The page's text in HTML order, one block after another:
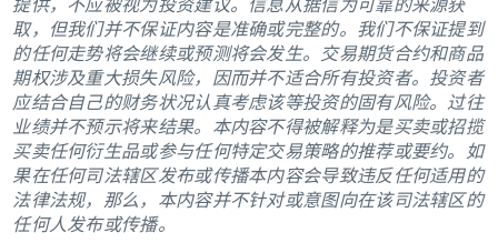
提供，不应被视为投资建议。信息从据信为可靠的来源获
取，但我们并不保证内容是准确或完整的。我们不保证提到
的任何走势将会继续或预测将会发生。交易期货合约和商品
期权涉及重大损失风险，因而并不适合所有投资者。投资者
应结合自己的财务状况认真考虑该等投资的固有风险。过往
业绩并不预示将来结果。本内容不得被解释为是买卖或招揽
买卖任何衍生品或参与任何特定交易策略的推荐或要约。如
果在任何司法辖区发布或传播本内容会导致违反任何适用的
法律法规，那么，本内容并不针对或意图向在该司法辖区的
任何人发布或传播。